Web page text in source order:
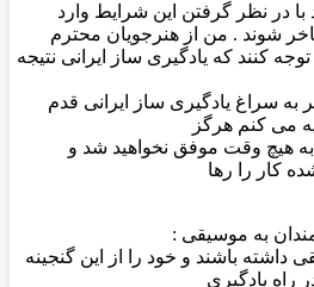
در نظر گرفتن این شرایط وارد
شوند . من از هنرجویان محترم
کنند که یادگیری ساز ایرانی نتیجه
به سراغ یادگیری ساز ایرانی قدم
می کنم هرگز
هیچ وقت موفق نخواهید شد و
کار را رها
به موسیقی :
داشته باشند و خود را از این گنجینه
راه یادگیری